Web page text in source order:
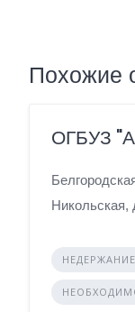
Похожие
ОГБУЗ
Никольская,